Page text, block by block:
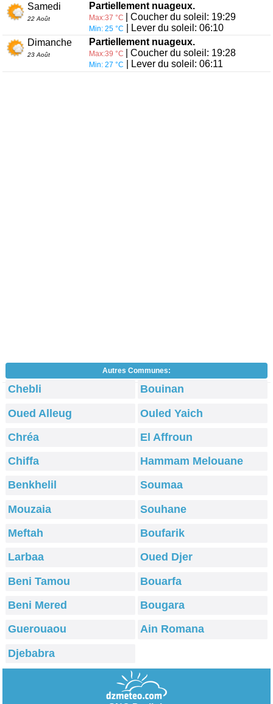
Samedi
22 Août
Partiellement nuageux.
Max:37 °C | Coucher du soleil: 19:29
Min: 25 °C
| Lever du soleil: 06:10
Dimanche
23 Août
Partiellement nuageux.
Max:39 °C | Coucher du soleil: 19:28
Min: 27 °C | Lever du soleil: 06:11
Autres Communes:
Chebli
Bouinan
Oued Alleug
Ouled Yaich
Chréa
El Affroun
Chiffa
Hammam Melouane
Benkhelil
Soumaa
Mouzaia
Souhane
Meftah
Boufarik
Larbaa
Oued Djer
Beni Tamou
Bouarfa
Beni Mered
Bougara
Guerouaou
Ain Romana
Djebabra